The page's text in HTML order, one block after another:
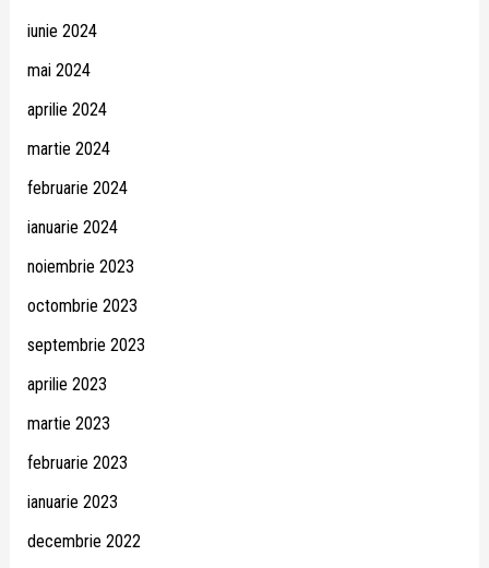
iunie 2024
mai 2024
aprilie 2024
martie 2024
februarie 2024
ianuarie 2024
noiembrie 2023
octombrie 2023
septembrie 2023
aprilie 2023
martie 2023
februarie 2023
ianuarie 2023
decembrie 2022